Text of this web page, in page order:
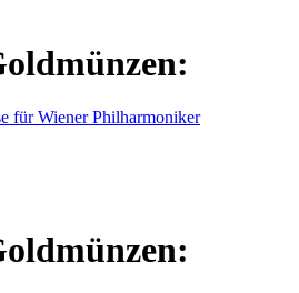
für Wiener Philharmoniker